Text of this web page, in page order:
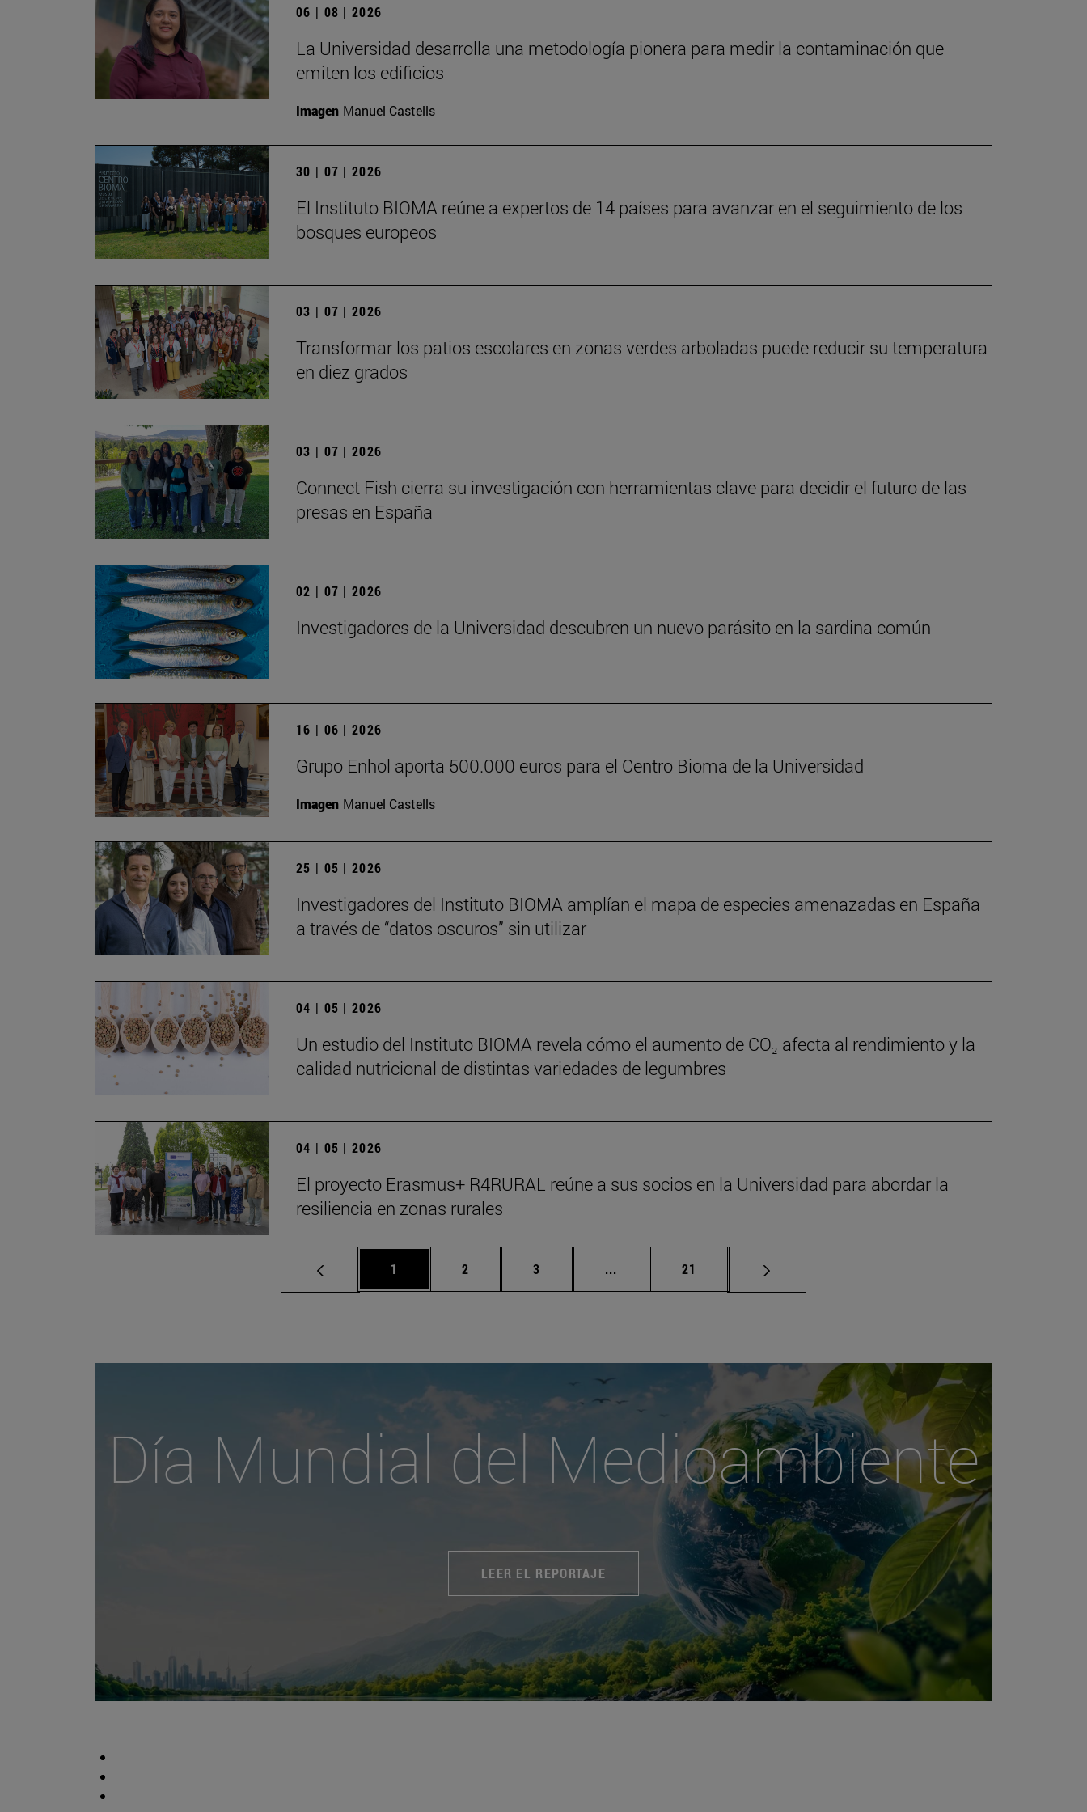
06 | 08 | 2026
La Universidad desarrolla una metodología pionera para medir la contaminación que
emiten los edificios
Imagen Manuel Castells
30 | 07 | 2026
El Instituto BIOMA reúne a expertos de 14 países para avanzar en el seguimiento de los
bosques europeos
03 | 07 | 2026
Transformar los patios escolares en zonas verdes arboladas puede reducir su temperatura
en diez grados
03 | 07 | 2026
Connect Fish cierra su investigación con herramientas clave para decidir el futuro de las
presas en España
02 | 07 | 2026
Investigadores de la Universidad descubren un nuevo parásito en la sardina común
16 | 06 | 2026
Grupo Enhol aporta 500.000 euros para el Centro Bioma de la Universidad
Imagen Manuel Castells
25 | 05 | 2026
Investigadores del Instituto BIOMA amplían el mapa de especies amenazadas en España
a través de “datos oscuros” sin utilizar
04 | 05 | 2026
Un estudio del Instituto BIOMA revela cómo el aumento de CO₂ afecta al rendimiento y la
calidad nutricional de distintas variedades de legumbres
04 | 05 | 2026
El proyecto Erasmus+ R4RURAL reúne a sus socios en la Universidad para abordar la
resiliencia en zonas rurales
Página
1 Página
2 Página
3 ... Páginas intermedias Use TAB para desplazarse.
Página
21
Día Mundial del Medioambiente
LEER EL REPORTAJE